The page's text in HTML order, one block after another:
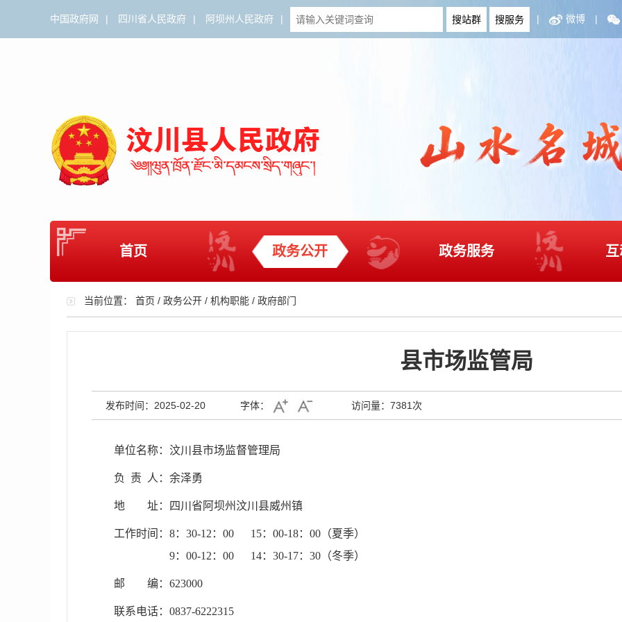
中国政府网 | 四川省人民政府 | 阿坝州人民政府 | | 微博 |
首页 政务公开 政务服务
当前位置： 首页 / 政务公开 / 机构职能 / 政府部门
县市场监管局
发布时间：2025-02-20 字体： 访问量： 7381次
单位名称： 汶川县市场监督管理局
负 责 人：余泽勇
地 址： 四川省阿坝州汶川县威州镇
工作时间：8：30-12：00 15：00-18：00（夏季）
9：00-12：00 14：30-17：30（冬季）
邮 编： 623000
联系电话： 0837-6222315